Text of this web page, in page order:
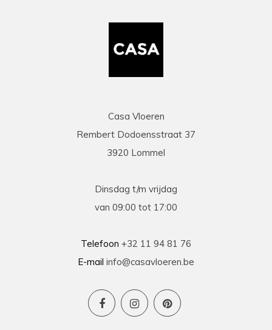
Casa Vloeren
Rembert Dodoensstraat 37
3920 Lommel
Dinsdag t/m vrijdag
van 09:00 tot 17:00
Telefoon +32 11 94 81 76
E-mail info@casavloeren.be